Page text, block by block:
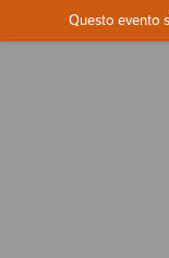
Questo evento